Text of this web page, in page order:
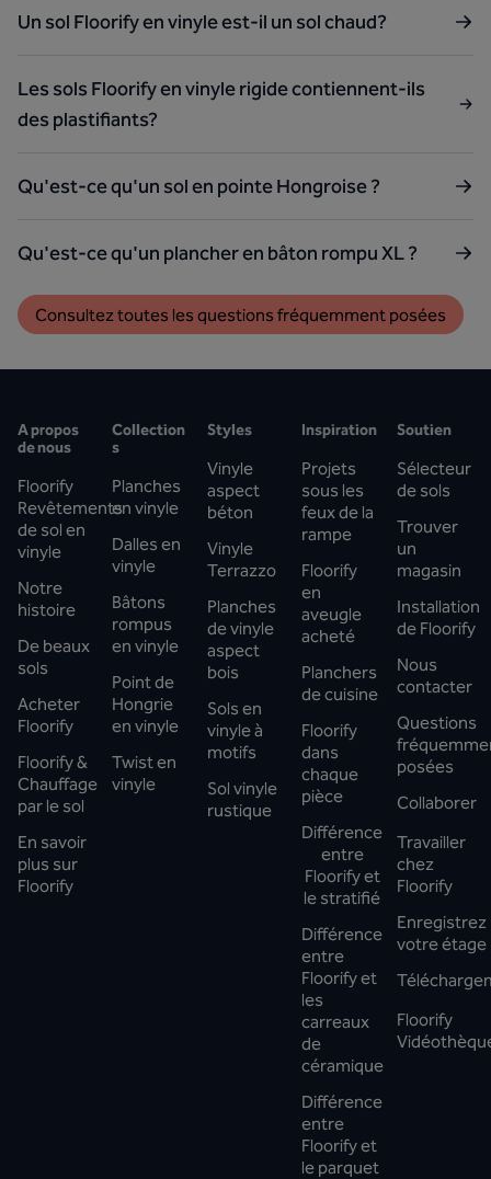
Un sol Floorify en vinyle est-il un sol chaud?
Les sols Floorify en vinyle rigide contiennent-ils
des plastifiants?
Qu'est-ce qu'un sol en pointe Hongroise ?
Qu'est-ce qu'un plancher en bâton rompu XL ?
Consultez toutes les questions fréquemment posées
A propos
de nous
Floorify
Revêtements
de sol en
vinyle
Notre
histoire
De beaux
sols
Acheter
Floorify
Floorify &
Chauffage
par le sol
En savoir
plus sur
Floorify
Collection
s
Planches
en vinyle
Dalles en
vinyle
Bâtons
rompus
en vinyle
Point de
Hongrie
en vinyle
Twist en
vinyle
Styles
Vinyle
aspect
béton
Vinyle
Terrazzo
Planches
de vinyle
aspect
bois
Sols en
vinyle à
motifs
Sol vinyle
rustique
Inspiration
Projets
sous les
feux de la
rampe
Floorify
en
aveugle
acheté
Planchers
de cuisine
Floorify
dans
chaque
pièce
Différence
entre
Floorify et
le stratifié
Différence
entre
Floorify et
les
carreaux
de
céramique
Différence
entre
Floorify et
le parquet
Soutien
Sélecteur
de sols
Trouver
un
magasin
Installation
de Floorify
Nous
contacter
Questions
posées
Collaborer
Travailler
chez
Floorify
Enregistrez
votre étage
Floorify